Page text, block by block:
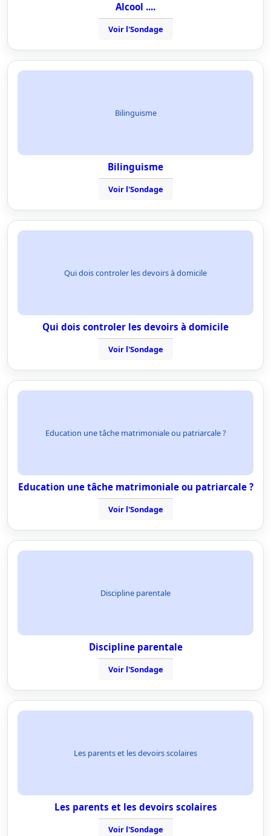
Alcool ....
Voir l'Sondage
Bilinguisme
Bilinguisme
Voir l'Sondage
Qui dois controler les devoirs à domicile
Qui dois controler les devoirs à domicile
Voir l'Sondage
Education une tâche matrimoniale ou patriarcale ?
Education une tâche matrimoniale ou patriarcale ?
Voir l'Sondage
Discipline parentale
Discipline parentale
Voir l'Sondage
Les parents et les devoirs scolaires
Les parents et les devoirs scolaires
Voir l'Sondage